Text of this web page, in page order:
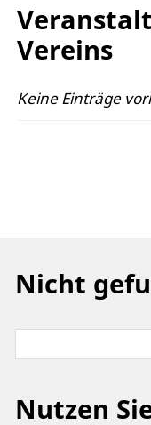
Vereins
Keine Einträge
Nicht
Nutzen